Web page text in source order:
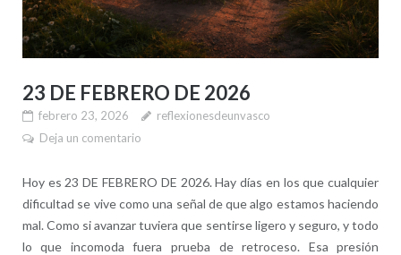
23 DE FEBRERO DE 2026
febrero 23, 2026
reflexionesdeunvasco
Deja un comentario
Hoy es 23 DE FEBRERO DE 2026. Hay días en los que cualquier
dificultad se vive como una señal de que algo estamos haciendo
mal. Como si avanzar tuviera que sentirse ligero y seguro, y todo
lo que incomoda fuera prueba de retroceso. Esa presión